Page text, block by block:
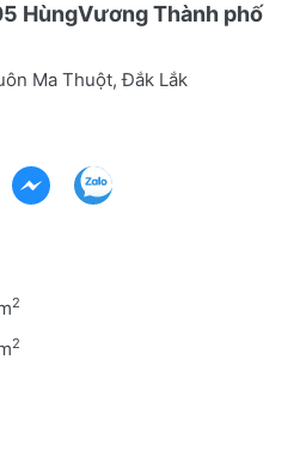
HùngVương Thành phố
Ma Thuột, Đắk Lắk
2
2